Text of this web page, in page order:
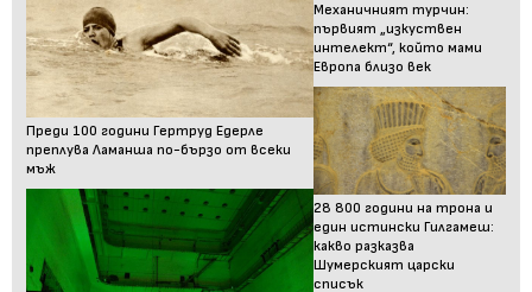
Преди 100 години Гертруд Едерле
преплува Ламанша по-бързо от всеки
мъж
Механичният турчин:
първият „изкуствен
интелект“, който мами
Европа близо век
28 800 години на трона и
един истински Гилгамеш:
какво разказва
Шумерският царски
списък